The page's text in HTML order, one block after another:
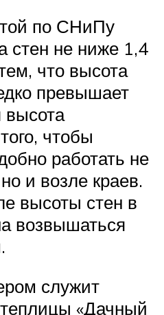
по СНиПу
стен не ниже 1,4
что высота
превышает
высота
чтобы
работать не
и возле краев.
высоты стен в
возвышаться
служит
«Дачный